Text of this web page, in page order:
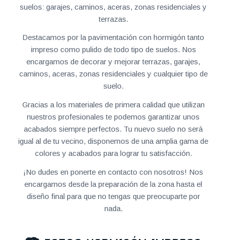
suelos: garajes, caminos, aceras, zonas residenciales y
terrazas.
Destacamos por la pavimentación con hormigón tanto
impreso como pulido de todo tipo de suelos. Nos
encargamos de decorar y mejorar terrazas, garajes,
caminos, aceras, zonas residenciales y cualquier tipo de
suelo.
Gracias a los materiales de primera calidad que utilizan
nuestros profesionales te podemos garantizar unos
acabados siempre perfectos. Tu nuevo suelo no será
igual al de tu vecino, disponemos de una amplia gama de
colores y acabados para lograr tu satisfacción.
¡No dudes en ponerte en contacto con nosotros! Nos
encargamos desde la preparación de la zona hasta el
diseño final para que no tengas que preocuparte por
nada.